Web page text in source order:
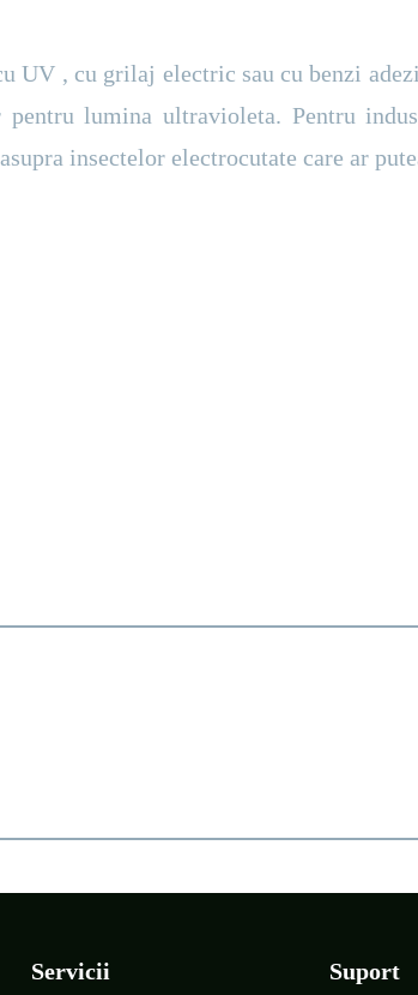
, cu grilaj electric sau cu benzi
pentru lumina ultravioleta. Pentru
insectelor electrocutate care ar
Servicii Suport